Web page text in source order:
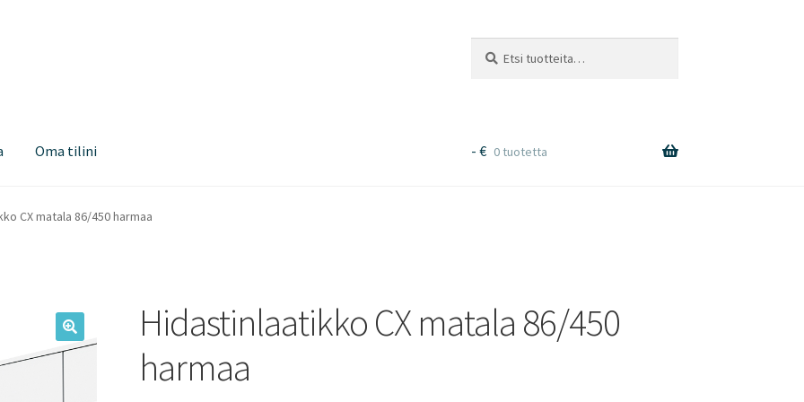
Oma tilini - € 0 tuotetta
CX matala 86/450 harmaa
Hidastinlaatikko CX matala 86/450
harmaa